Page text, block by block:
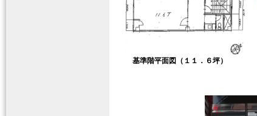
基準階平面図（１１．６坪）